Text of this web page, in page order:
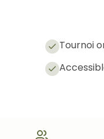
Tournoi